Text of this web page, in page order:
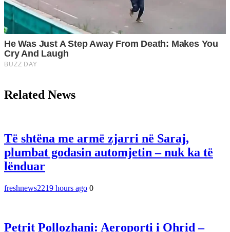
Related News
Të shtëna me armë zjarri në Saraj,
plumbat godasin automjetin – nuk ka të
lënduar
freshnews2219 hours ago 0
Petrit Pollozhani: Aeroporti i Ohrid –